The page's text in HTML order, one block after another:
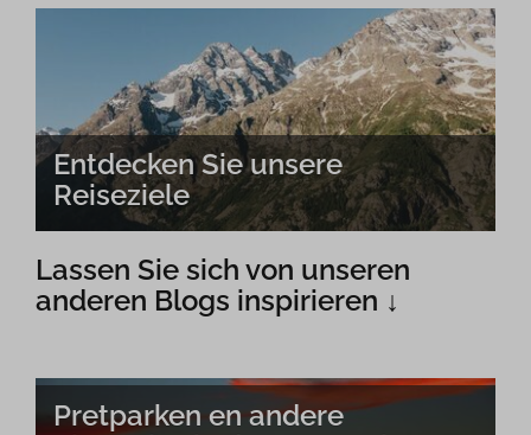
Entdecken Sie unsere
Reiseziele
Lassen Sie sich von unseren
anderen Blogs inspirieren ↓
Pretparken en andere